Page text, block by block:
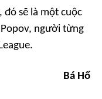
sẽ là một cuộc
người từng
Bá Hổ